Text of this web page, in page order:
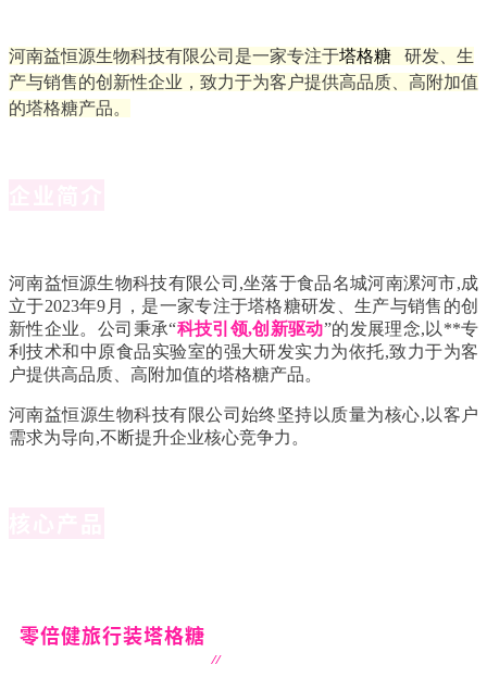
河南益恒源生物科技有限公司是一家专注于塔格糖
研发、生
产与销售的创新性企业，致力于为客户提供高品质、高附加值
的塔格糖产品。
河南益恒源生物科技有限公司,坐落于食品名城河南漯河市,成
立于2023年9月，是一家专注于塔格糖研发、生产与销售的创
新性企业。公司秉承“科技引领,创新驱动”的发展理念,以**专
利技术和中原食品实验室的强大研发实力为依托,致力于为客
户提供高品质、高附加值的塔格糖产品。
河南益恒源生物科技有限公司始终坚持以质量为核心,以客户
需求为导向,不断提升企业核心竞争力。
零倍健旅行装塔格糖